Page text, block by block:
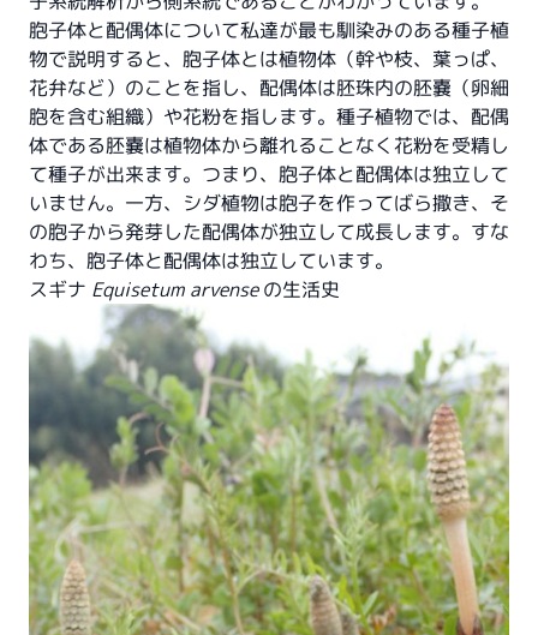
胞子体と配偶体について私達が最も馴染みのある種子植
物で説明すると、胞子体とは植物体（幹や枝、葉っぱ、
花弁など）のことを指し、配偶体は胚珠内の胚嚢（卵細
胞を含む組織）や花粉を指します。種子植物では、配偶
体である胚嚢は植物体から離れることなく花粉を受精し
て種子が出来ます。つまり、胞子体と配偶体は独立して
いません。一方、シダ植物は胞子を作ってばら撒き、そ
の胞子から発芽した配偶体が独立して成長します。すな
わち、胞子体と配偶体は独立しています。
スギナ Equisetum arvenseの生活史